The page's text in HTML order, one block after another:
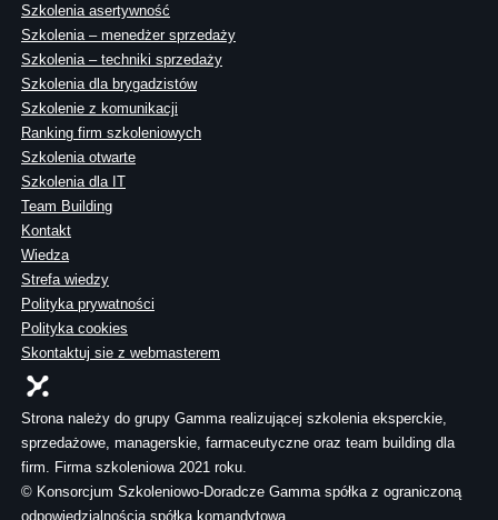
Szkolenia asertywność
Szkolenia – menedżer sprzedaży
Szkolenia – techniki sprzedaży
Szkolenia dla brygadzistów
Szkolenie z komunikacji
Ranking firm szkoleniowych
Szkolenia otwarte
Szkolenia dla IT
Team Building
Kontakt
Wiedza
Strefa wiedzy
Polityka prywatności
Polityka cookies
Skontaktuj sie z webmasterem
Strona należy do grupy Gamma realizującej szkolenia eksperckie,
sprzedażowe, managerskie, farmaceutyczne oraz team building dla
firm. Firma szkoleniowa 2021 roku.
© Konsorcjum Szkoleniowo-Doradcze Gamma spółka z ograniczoną
odpowiedzialnością spółka komandytowa